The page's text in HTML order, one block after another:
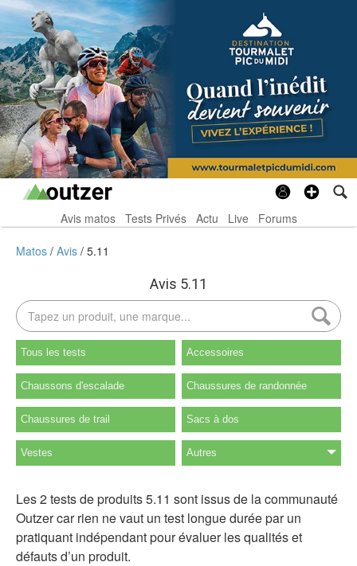
Avis matos Tests Privés Actu Live Forums
Matos Avis 5.11
Avis 5.11
Tous les tests Accessoires
Chaussons d'escalade Chaussures de randonnée
Chaussures de trail Sacs à dos
Vestes Autres
Les 2 tests de produits 5.11 sont issus de la communauté
Outzer car rien ne vaut un test longue durée par un
pratiquant indépendant pour évaluer les qualités et
défauts d’un produit.